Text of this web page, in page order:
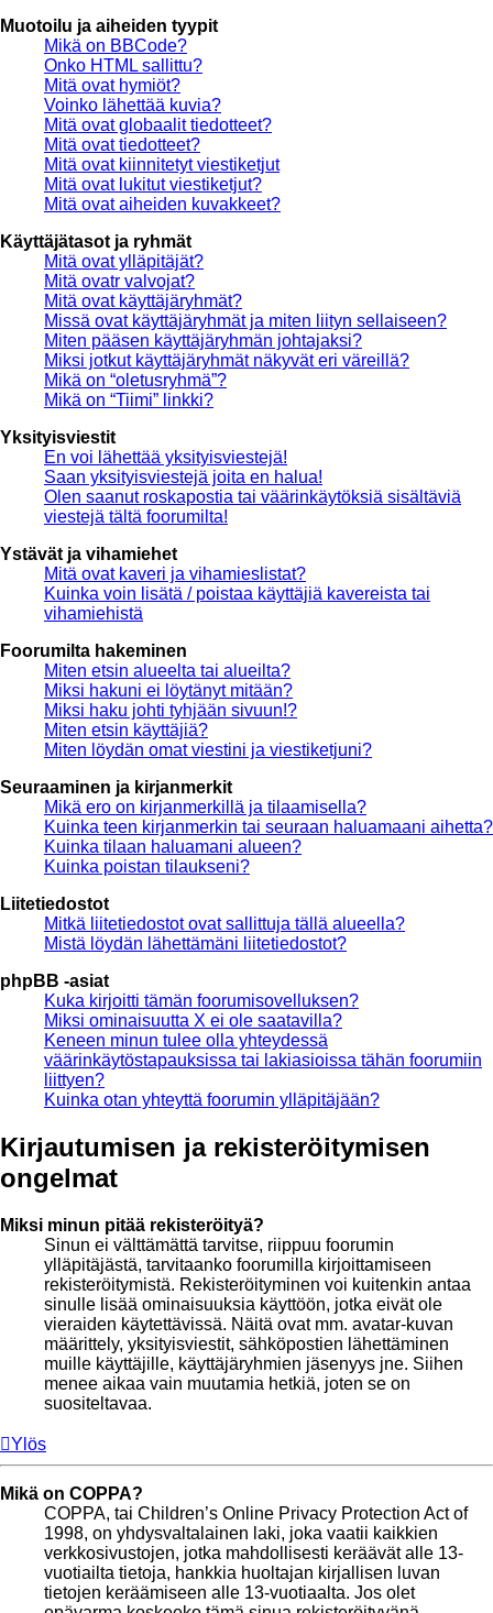
Muotoilu ja aiheiden tyypit
Mikä on BBCode?
Onko HTML sallittu?
Mitä ovat hymiöt?
Voinko lähettää kuvia?
Mitä ovat globaalit tiedotteet?
Mitä ovat tiedotteet?
Mitä ovat kiinnitetyt viestiketjut
Mitä ovat lukitut viestiketjut?
Mitä ovat aiheiden kuvakkeet?
Käyttäjätasot ja ryhmät
Mitä ovat ylläpitäjät?
Mitä ovatr valvojat?
Mitä ovat käyttäjäryhmät?
Missä ovat käyttäjäryhmät ja miten liityn sellaiseen?
Miten pääsen käyttäjäryhmän johtajaksi?
Miksi jotkut käyttäjäryhmät näkyvät eri väreillä?
Mikä on “oletusryhmä”?
Mikä on “Tiimi” linkki?
Yksityisviestit
En voi lähettää yksityisviestejä!
Saan yksityisviestejä joita en halua!
Olen saanut roskapostia tai väärinkäytöksiä sisältäviä
viestejä tältä foorumilta!
Ystävät ja vihamiehet
Mitä ovat kaveri ja vihamieslistat?
Kuinka voin lisätä / poistaa käyttäjiä kavereista tai
vihamiehistä
Foorumilta hakeminen
Miten etsin alueelta tai alueilta?
Miksi hakuni ei löytänyt mitään?
Miksi haku johti tyhjään sivuun!?
Miten etsin käyttäjiä?
Miten löydän omat viestini ja viestiketjuni?
Seuraaminen ja kirjanmerkit
Mikä ero on kirjanmerkillä ja tilaamisella?
Kuinka teen kirjanmerkin tai seuraan haluamaani aihetta?
Kuinka tilaan haluamani alueen?
Kuinka poistan tilaukseni?
Liitetiedostot
Mitkä liitetiedostot ovat sallittuja tällä alueella?
Mistä löydän lähettämäni liitetiedostot?
phpBB -asiat
Kuka kirjoitti tämän foorumisovelluksen?
Miksi ominaisuutta X ei ole saatavilla?
Keneen minun tulee olla yhteydessä
väärinkäytöstapauksissa tai lakiasioissa tähän foorumiin
liittyen?
Kuinka otan yhteyttä foorumin ylläpitäjään?
Kirjautumisen ja rekisteröitymisen
ongelmat
Miksi minun pitää rekisteröityä?
Sinun ei välttämättä tarvitse, riippuu foorumin
ylläpitäjästä, tarvitaanko foorumilla kirjoittamiseen
rekisteröitymistä. Rekisteröityminen voi kuitenkin antaa
sinulle lisää ominaisuuksia käyttöön, jotka eivät ole
vieraiden käytettävissä. Näitä ovat mm. avatar-kuvan
määrittely, yksityisviestit, sähköpostien lähettäminen
muille käyttäjille, käyttäjäryhmien jäsenyys jne. Siihen
menee aikaa vain muutamia hetkiä, joten se on
suositeltavaa.
Ylös
Mikä on COPPA?
COPPA, tai Children’s Online Privacy Protection Act of
1998, on yhdysvaltalainen laki, joka vaatii kaikkien
verkkosivustojen, jotka mahdollisesti keräävät alle 13-
vuotiailta tietoja, hankkia huoltajan kirjallisen luvan
tietojen keräämiseen alle 13-vuotiaalta. Jos olet